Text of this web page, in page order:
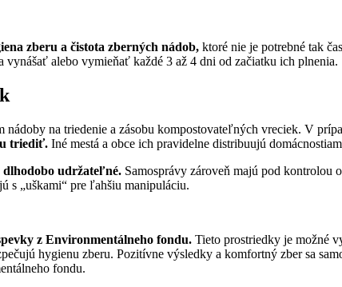
zberu a čistota zberných nádob, ktoré nie je potrebné tak
vynášať alebo vymieňať každé 3 až 4 dni od začiatku ich plnenia.
na triedenie a zásobu kompostovateľných vreciek. V
triediť. Iné mestá a obce ich pravidelne distribuujú
dlhodobo udržateľné. Samosprávy zároveň majú pod kontrolou
s „uškami“ pre ľahšiu manipuláciu.
z Environmentálneho fondu. Tieto prostriedky je možné
hygienu zberu. Pozitívne výsledky a komfortný zber sa
fondu.